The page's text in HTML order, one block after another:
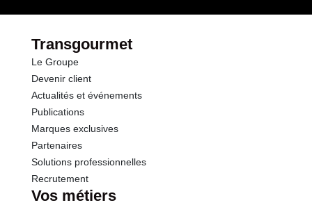
Sel
Transgourmet
Le Groupe
Devenir client
Actualités et événements
Publications
Marques exclusives
Partenaires
Solutions professionnelles
Recrutement
Vos métiers